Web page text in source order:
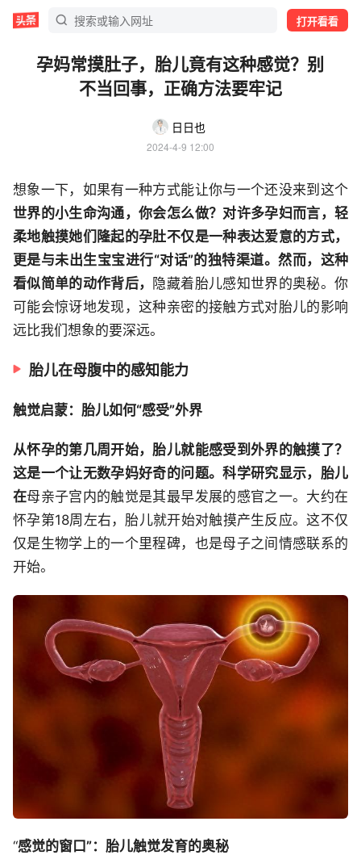
打开看看
孕妈常摸肚子，胎儿竟有这种感觉？别
不当回事，正确方法要牢记
日日也
2024-4-9 12:00
想象一下，如果有一种方式能让你与一个还没来到这个
世界的小生命沟通，你会怎么做？对许多孕妇而言，轻
柔地触摸她们隆起的孕肚不仅是一种表达爱意的方式，
更是与未出生宝宝进行“对话”的独特渠道。然而，这种
看似简单的动作背后，
隐藏着胎儿感知世界的奥秘。你
可能会惊讶地发现，这种亲密的接触方式对胎儿的影响
远比我们想象的要深远。
胎儿在母腹中的感知能力
触觉启蒙：胎儿如何“感受”外界
从怀孕的第几周开始，胎儿就能感受到外界的触摸了？
这是一个让无数孕妈好奇的问题。科学研究显示，胎儿
在母亲子宫内的触觉是其最早发展的感官之一。大约在
怀孕第18周左右，胎儿就开始对触摸产生反应。这不仅
仅是生物学上的一个里程碑，也是母子之间情感联系的
开始。
“感觉的窗口”：胎儿触觉发育的奥秘